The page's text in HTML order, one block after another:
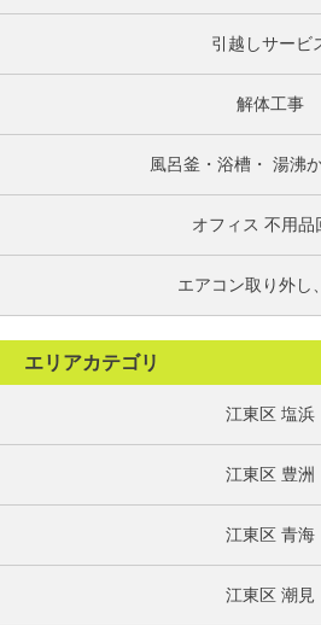
引越しサービ
解体工事
風呂釜・浴槽・ 湯沸
オフィス 不用品
エアコン取り外し
エリアカテゴリ
江東区 塩浜
江東区 豊洲
江東区 青海
江東区 潮見